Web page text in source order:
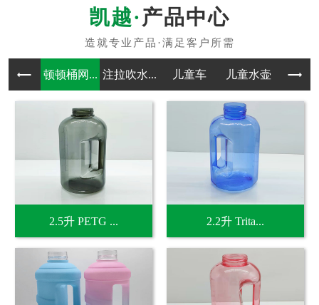
产品中心
顿顿桶网... 注拉吹水... 儿童车 儿童水壶 吹塑
2.5升 PETG ... 2.2升 Trita...